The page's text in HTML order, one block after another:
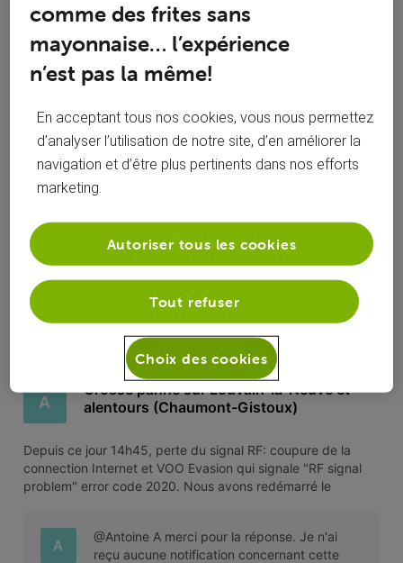
R
Activités de ambydupuis
Toutesles activités
Toutesles a commenté sur la publication de
A
Grosse panne sur Louvain-la-Neuve et
alentours (Chaumont-Gistoux)
Depuis ce jour 14h45, perte du signal RF: coupure de la
connection Internet et VOO Evasion qui signale "RF signal
problem" error code 2020. Nous avons redémarré le
A
@Antoine A merci pour la réponse. Je n'ai
reçu aucune notification concernant cette
comme des frites sans
mayonnaise… l’expérience
n’est pas la même!
En acceptant tous nos cookies, vous nous permettez
d’analyser l’utilisation de notre site, d’en améliorer la
navigation et d’être plus pertinents dans nos efforts
marketing.
Tout refuser
Autoriser tous les cookies
Choix des cookies